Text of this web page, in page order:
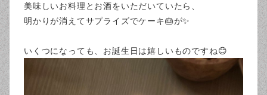
美味しいお料理とお酒をいただいていたら、
明かりが消えてサプライズでケーキ🎂が✨
いくつになっても、お誕生日は嬉しいものですね😊